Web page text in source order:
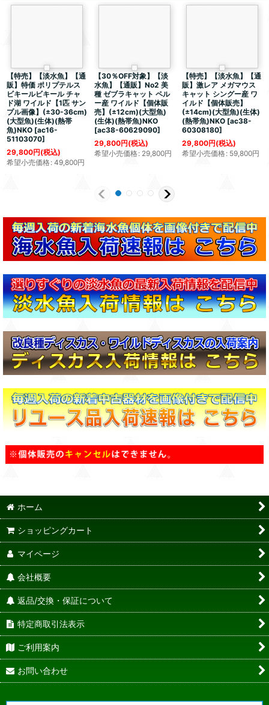
【特売】【淡水魚】【通
販】特価 ポリプテルス
ビキールビキール チャ
ド湖 ワイルド【1匹 サン
プル画像】(±30-36cm)
(大型魚)(生体)(熱帯
魚)NKO [ac16-
51103070]
29,800円(税込)
希望小売価格: 49,800円
【30％OFF対象】【淡
水魚】【通販】No2 美
種 ゼブラキャット ペル
ー産 ワイルド【個体販
売】(±12cm)(大型魚)
(生体)(熱帯魚)NKO
[ac38-60629090]
29,800円(税込)
希望小売価格: 29,800円
【特売】【淡水魚】【通
販】激レア メガマウス
キャット シングー産 ワ
イルド【個体販売】
(±14cm)(大型魚)(生体)
(熱帯魚)NKO [ac38-
60308180]
29,800円(税込)
希望小売価格: 59,800円
ホーム
ショッピングカート
マイページ
会社概要
返品/交換・保証について
特定商取引法表示
ご利用案内
お問い合わせ